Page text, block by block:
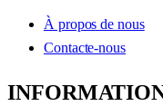
À propos de nous
Contacte-nous